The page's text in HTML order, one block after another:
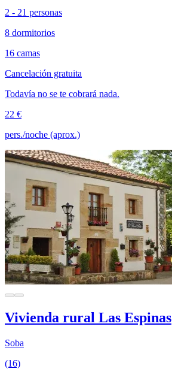
2 - 21 personas
8 dormitorios
16 camas
Cancelación gratuita
Todavía no se te cobrará nada.
22 €
pers./noche (aprox.)
Vivienda rural Las Espinas
Soba
(16)